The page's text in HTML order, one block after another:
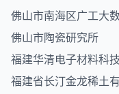
佛山市南海区广工大
佛山市陶瓷研究所
福建华清电子材料科
福建省长汀金龙稀土